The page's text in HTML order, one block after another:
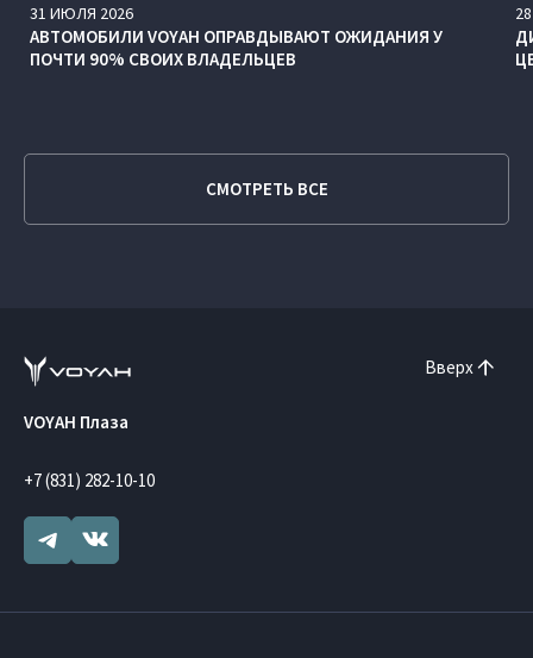
31 ИЮЛЯ 2026
АВТОМОБИЛИ VOYAH ОПРАВДЫВАЮТ ОЖИДАНИЯ У
ПОЧТИ 90% СВОИХ ВЛАДЕЛЬЦЕВ
28
СМОТРЕТЬ ВСЕ
Вверх
VOYAH Плаза
+7 (831) 282-10-10